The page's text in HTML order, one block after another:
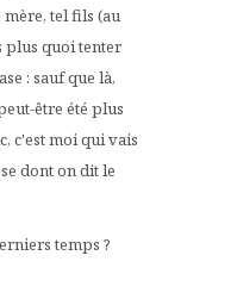
mère, tel fils (au
plus quoi tenter
: sauf que là,
être été plus
c'est moi qui vais
dont on dit le
temps ?